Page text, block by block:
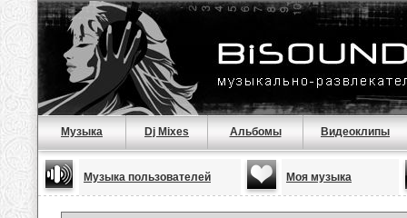
Музыка Dj Mixes Альбомы Видеоклипы
Музыка пользователей Моя музыка